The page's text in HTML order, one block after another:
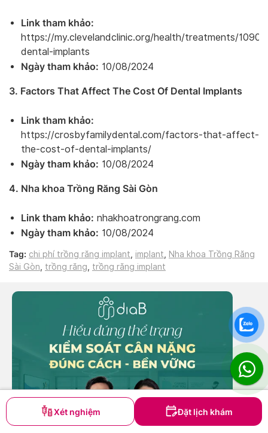
Xét nghiệm Đặt lịch khám
Link tham khảo:
https://my.clevelandclinic.org/health/treatments/
dental-implants
Ngày tham khảo: 10/08/2024
3. Factors That Affect The Cost Of Dental Implants
Link tham khảo:
https://crosbyfamilydental.com/factors-that-affect-
the-cost-of-dental-implants/
Ngày tham khảo: 10/08/2024
4. Nha khoa Trồng Răng Sài Gòn
Link tham khảo: nhakhoatrongrang.com
Ngày tham khảo: 10/08/2024
Tag: chi phí trồng răng implant implant
Nha khoa Trồng Răng
Sài Gòn
trồng răng trồng răng implant
ĐẶT LỊCH TRỒNG RĂNG